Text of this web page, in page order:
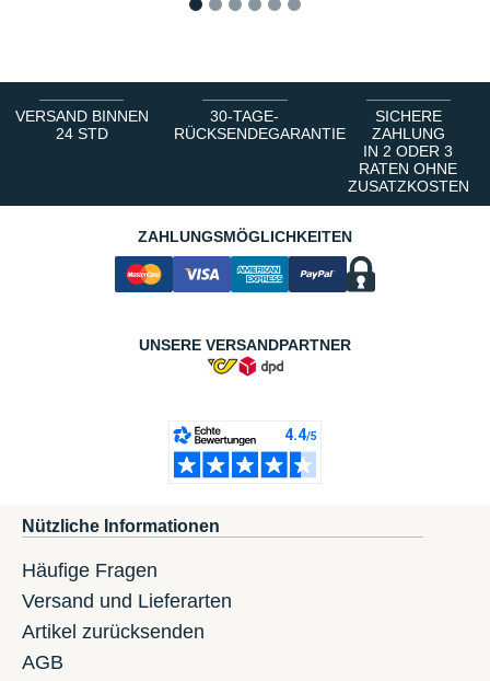
VERSAND BINNEN
24 STD
30-TAGE-
RÜCKSENDEGARANTIE
SICHERE
ZAHLUNG
IN 2 ODER 3
RATEN OHNE
ZUSATZKOSTEN
ZAHLUNGSMÖGLICHKEITEN
UNSERE VERSANDPARTNER
Nützliche Informationen
Häufige Fragen
Versand und Lieferarten
Artikel zurücksenden
AGB